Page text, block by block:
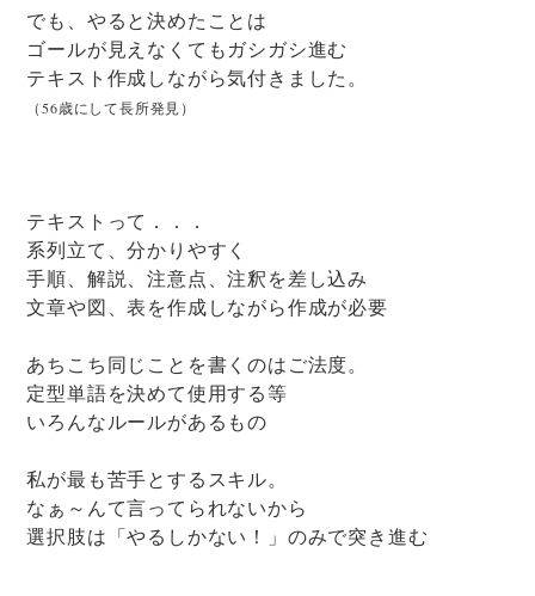
でも、やると決めたことは
ゴールが見えなくてもガシガシ進む
テキスト作成しながら気付きました。
（56歳にして長所発見）
テキストって．．．
系列立て、分かりやすく
手順、解説、注意点、注釈を差し込み
文章や図、表を作成しながら作成が必要
あちこち同じことを書くのはご法度。
定型単語を決めて使用する等
いろんなルールがあるもの
私が最も苦手とするスキル。
なぁ～んて言ってられないから
選択肢は「やるしかない！」のみで突き進む